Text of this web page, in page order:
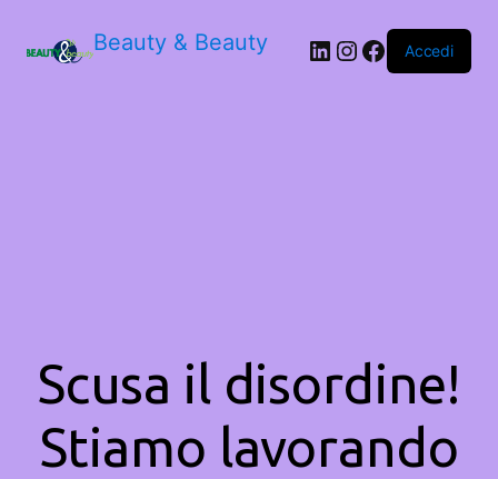
Beauty & Beauty LinkedIn
Instagram
Facebook
Accedi
Scusa il disordine!
Stiamo lavorando